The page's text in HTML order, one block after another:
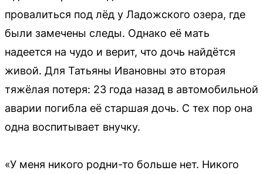
провалиться под лёд у Ладожского озера, где
были замечены следы. Однако её мать
надеется на чудо и верит, что дочь найдётся
живой. Для Татьяны Ивановны это вторая
тяжёлая потеря: 23 года назад в автомобильной
аварии погибла её старшая дочь. С тех пор она
одна воспитывает внучку.
«У меня никого родни-то больше нет. Никого